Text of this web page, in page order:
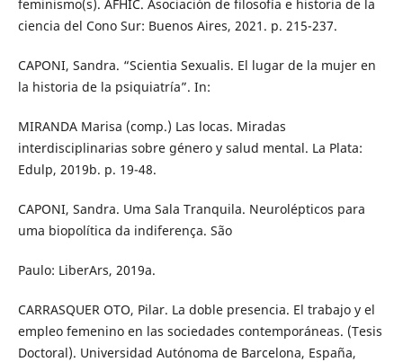
feminismo(s). AFHIC. Asociación de filosofía e historia de la
ciencia del Cono Sur: Buenos Aires, 2021. p. 215-237.
CAPONI, Sandra. “Scientia Sexualis. El lugar de la mujer en
la historia de la psiquiatría”. In:
MIRANDA Marisa (comp.) Las locas. Miradas
interdisciplinarias sobre género y salud mental. La Plata:
Edulp, 2019b. p. 19-48.
CAPONI, Sandra. Uma Sala Tranquila. Neurolépticos para
uma biopolítica da indiferença. São
Paulo: LiberArs, 2019a.
CARRASQUER OTO, Pilar. La doble presencia. El trabajo y el
empleo femenino en las sociedades contemporáneas. (Tesis
Doctoral). Universidad Autónoma de Barcelona, España,